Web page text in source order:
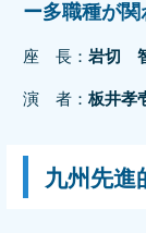
ー多職種が
座 長： 岩切
演 者： 板井孝
九州先進